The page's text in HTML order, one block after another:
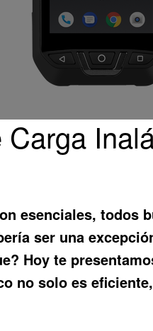
esenciales,
ser una
Hoy te
no solo es